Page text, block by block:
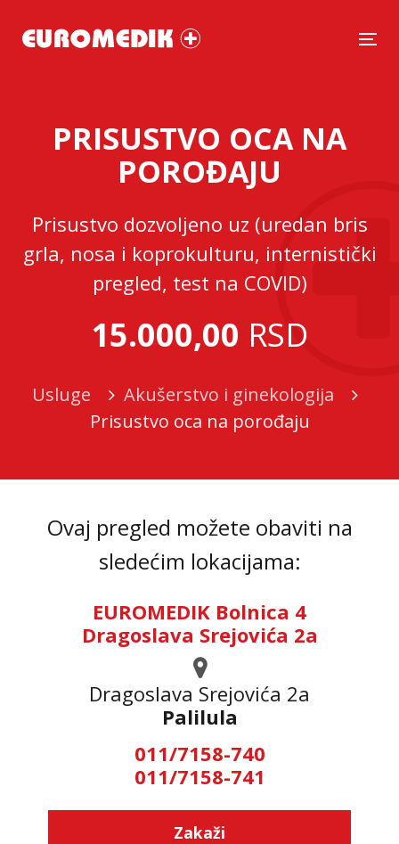
PRISUSTVO OCA NA
POROĐAJU
Prisustvo dozvoljeno uz (uredan bris
grla, nosa i koprokulturu, internistički
pregled, test na COVID)
15.000,00 RSD
Usluge
Akušerstvo i ginekologija
Prisustvo oca na porođaju
Ovaj pregled možete obaviti na
sledećim lokacijama:
EUROMEDIK Bolnica 4
Dragoslava Srejovića 2a
Dragoslava Srejovića 2а
Palilula
011/7158-740
011/7158-741
Zakaži